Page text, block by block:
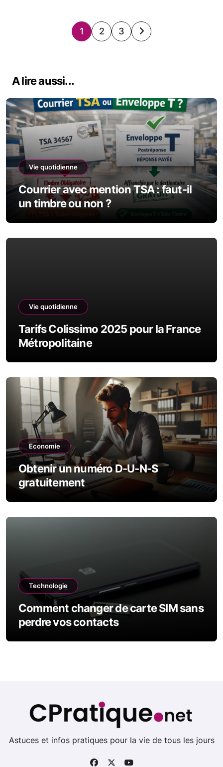
Pagination
1 2 3
A lire aussi...
Vie quotidienne
Courrier avec mention TSA : faut-il
un timbre ou non ?
Vie quotidienne
Tarifs Colissimo 2025 pour la France
Métropolitaine
Economie
Obtenir un numéro D-U-N-S
gratuitement
Technologie
Comment changer de carte SIM sans
perdre vos contacts
Astuces et infos pratiques pour la vie de tous les jours